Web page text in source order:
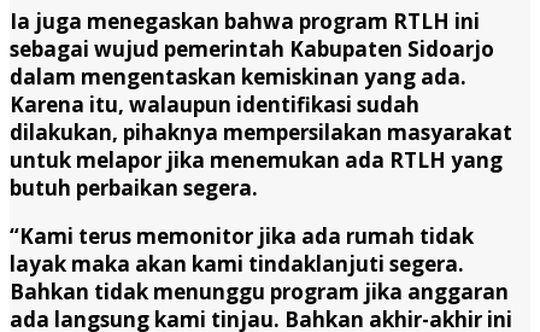
Ia juga menegaskan bahwa program RTLH ini
sebagai wujud pemerintah Kabupaten Sidoarjo
dalam mengentaskan kemiskinan yang ada.
Karena itu, walaupun identifikasi sudah
dilakukan, pihaknya mempersilakan masyarakat
untuk melapor jika menemukan ada RTLH yang
butuh perbaikan segera.
“Kami terus memonitor jika ada rumah tidak
layak maka akan kami tindaklanjuti segera.
Bahkan tidak menunggu program jika anggaran
ada langsung kami tinjau. Bahkan akhir-akhir ini